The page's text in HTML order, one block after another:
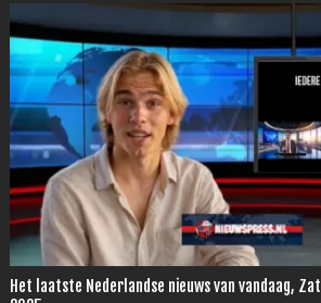
Het laatste Nederlandse nieuws van vandaag,